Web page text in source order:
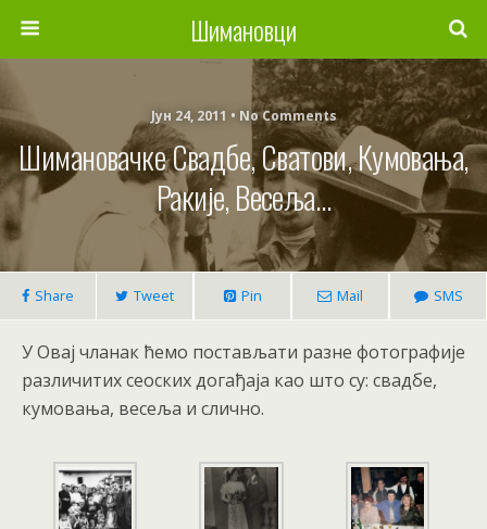
Шимановци
Јун 24, 2011 • No Comments
Шимановачке Свадбе, Сватови, Кумовања,
Ракије, Весеља…
Share Tweet Pin Mail SMS
У Овај чланак ћемо постављати разне фотографије
различитих сеоских догађаја као што су: свадбе,
кумовања, весеља и слично.